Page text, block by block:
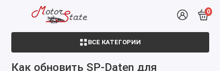
0
ВСЕ КАТЕГОРИИ
Как обновить SP-Daten для